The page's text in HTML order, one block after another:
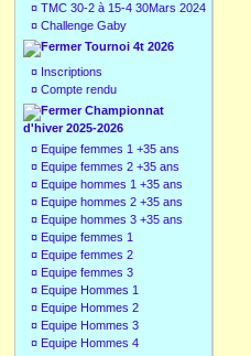
¤ TMC 30-2 à 15-4 30Mars 2024
¤ Challenge Gaby
Tournoi 4t 2026
¤ Inscriptions
¤ Compte rendu
Championnat
d'hiver 2025-2026
¤ Equipe femmes 1 +35 ans
¤ Equipe femmes 2 +35 ans
¤ Equipe hommes 1 +35 ans
¤ Equipe hommes 2 +35 ans
¤ Equipe hommes 3 +35 ans
¤ Equipe femmes 1
¤ Equipe femmes 2
¤ Equipe femmes 3
¤ Equipe Hommes 1
¤ Equipe Hommes 2
¤ Equipe Hommes 3
¤ Equipe Hommes 4